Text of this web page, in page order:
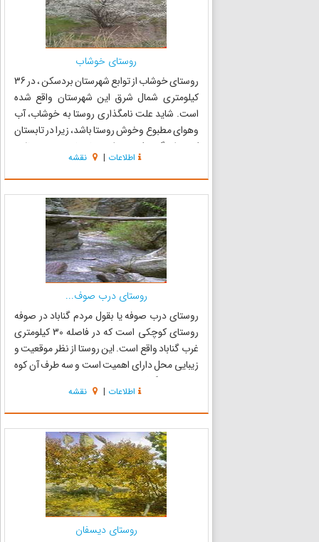
روستای خوشاب
روستای خوشاب از توابع شهرستان بردسکن ، در 36
کیلومتری شمال شرق این شهرستان واقع شده
است. شاید علت نامگذاری روستا به خوشاب، آب
وهوای مطبوع وخوش روستا باشد، زیرا در تابستان
که هوای گرم وکویری شهرستان تا چند درجه بالای
صفر می‌رسد ، آب وهوای خنک و دلپذیر خوشاب
میزبان میهمانانی است که از شهر...
اطلاعات | نقشه
روستای درب صوف...
روستای درب صوفه یا بقول مردم گناباد در صوفه
روستای کوچکی است که در فاصله 30 کیلومتری
غرب گناباد واقع است. این روستا از نظر موقعیت و
زیبایی محل دارای اهمیت است و سه طرف آن کوه
مرتفع قرار گرفته و مشتمل بر درخت‌های تنومند و
متر ارتفاع دارد. د...
اطلاعات | نقشه
روستای دیسفان